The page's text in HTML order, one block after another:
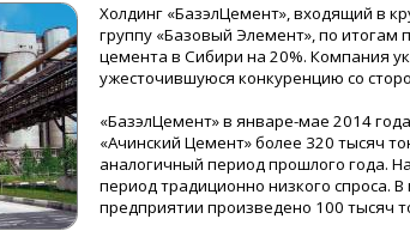
Холдинг «БазэлЦемент», входящий в
группу «Базовый Элемент», по
цемента в Сибири на 20%. Компания
ужесточившуюся конкуренцию со
«БазэлЦемент» в январе-мае 2014
«Ачинский Цемент» более 320 тысяч
аналогичный период прошлого года.
период традиционно низкого спроса.
предприятии произведено 100 тысяч